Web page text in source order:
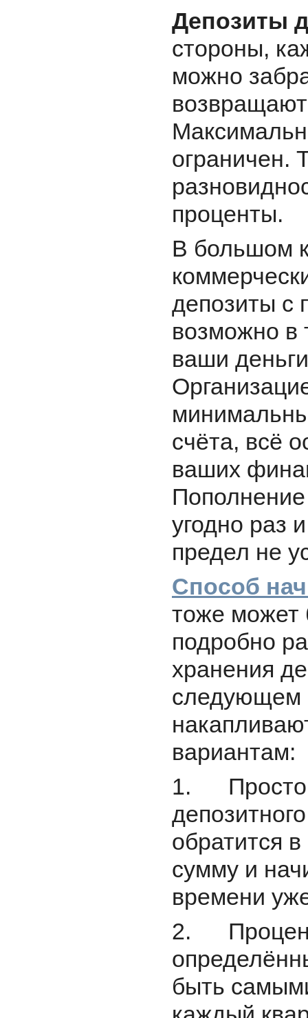
Депозиты
стороны,
можно
ограничен.
проценты.
В большом
депозиты с
возможно в
ваши
счёта, всё
ваших
угодно раз
предел не
Способ
тоже может
подробно
хранения
следующем
вариантам:
1. Простой
обратится
сумму и
времени
2.
быть